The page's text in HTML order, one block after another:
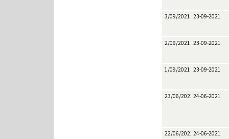
3/09/2021 23-09-2021
2/09/2021 23-09-2021
1/09/2021 23-09-2021
23/06/2021 24-06-2021
22/06/2021 24-06-2021